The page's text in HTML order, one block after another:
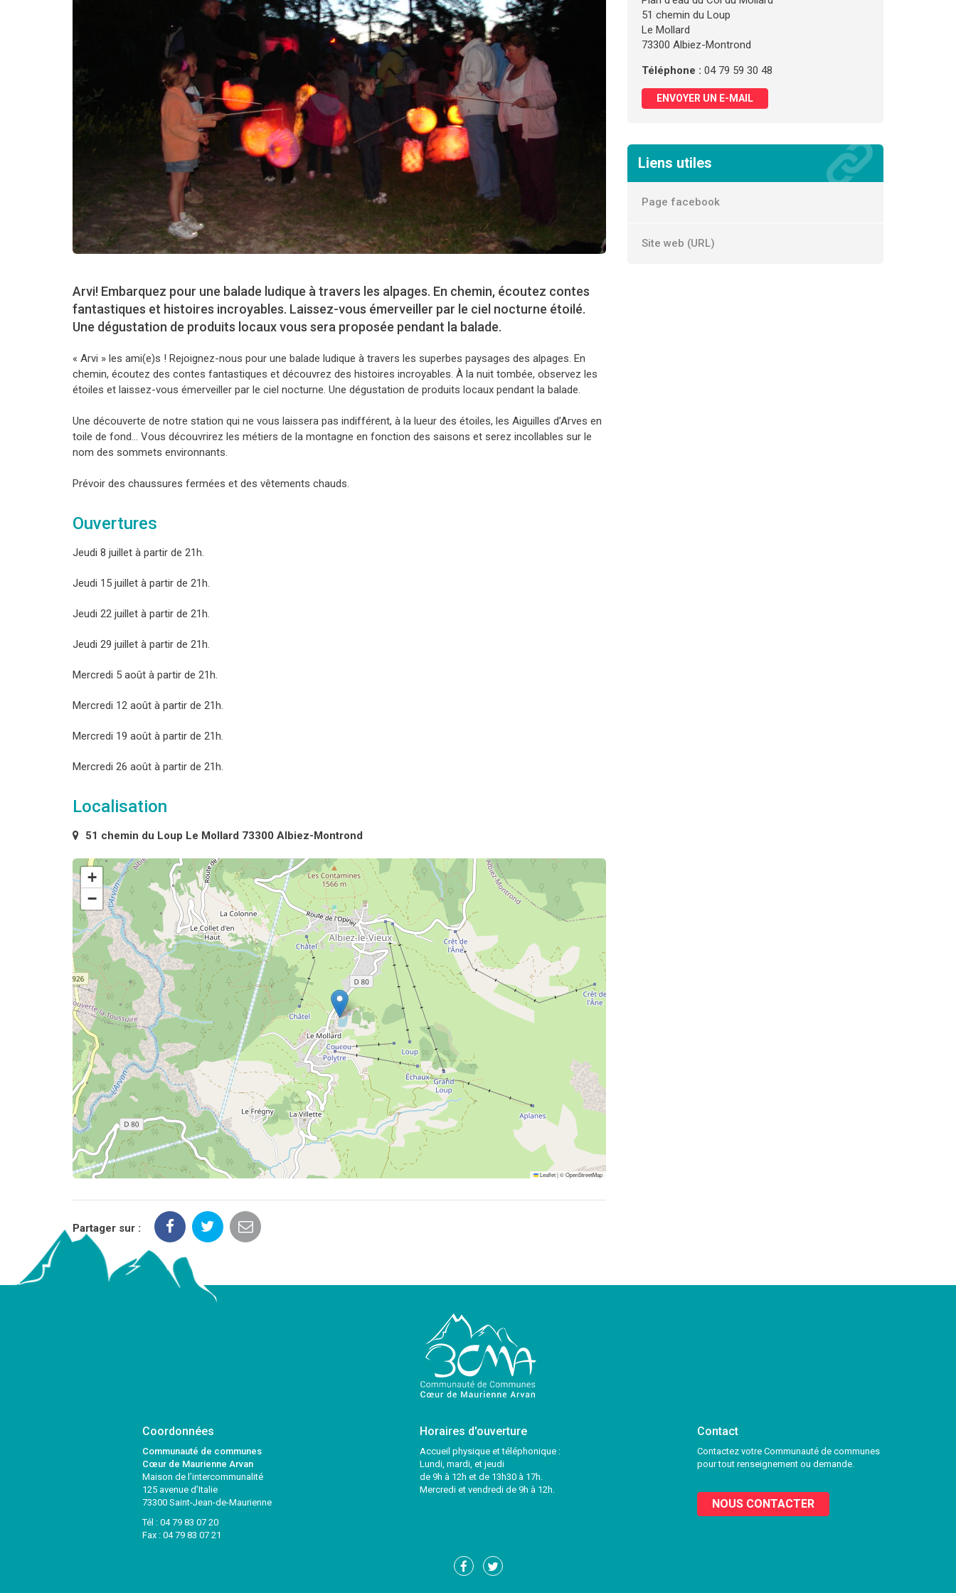
Arvi! Embarquez pour une balade ludique à travers les alpages. En chemin, écoutez contes
fantastiques et histoires incroyables. Laissez-vous émerveiller par le ciel nocturne étoilé.
Une dégustation de produits locaux vous sera proposée pendant la balade.
« Arvi » les ami(e)s ! Rejoignez-nous pour une balade ludique à travers les superbes paysages des alpages. En
chemin, écoutez des contes fantastiques et découvrez des histoires incroyables. À la nuit tombée, observez les
étoiles et laissez-vous émerveiller par le ciel nocturne. Une dégustation de produits locaux pendant la balade.
Une découverte de notre station qui ne vous laissera pas indifférent, à la lueur des étoiles, les Aiguilles d’Arves en
toile de fond… Vous découvrirez les métiers de la montagne en fonction des saisons et serez incollables sur le
nom des sommets environnants.
Prévoir des chaussures fermées et des vêtements chauds.
Ouvertures
Jeudi 8 juillet à partir de 21h.
Jeudi 15 juillet à partir de 21h.
Jeudi 22 juillet à partir de 21h.
Jeudi 29 juillet à partir de 21h.
Mercredi 5 août à partir de 21h.
Mercredi 12 août à partir de 21h.
Mercredi 19 août à partir de 21h.
Mercredi 26 août à partir de 21h.
Localisation
51 chemin du Loup Le Mollard 73300 Albiez-Montrond
+
−
Leaflet|©OpenStreetMap
51 chemin du Loup
Le Mollard
73300 Albiez-Montrond
Téléphone : 04 79 59 30 48
ENVOYER UN E-MAIL
Liens utiles
Page facebook
Site web (URL)
Partager sur :
Coordonnées
Communauté de communes
Cœur de Maurienne Arvan
Maison de l’intercommunalité
125 avenue d’Italie
73300 Saint-Jean-de-Maurienne
Tél : 04 79 83 07 20
Fax : 04 79 83 07 21
Horaires d'ouverture
Accueil physique et téléphonique :
Lundi, mardi, et jeudi
de 9h à 12h et de 13h30 à 17h.
Mercredi et vendredi de 9h à 12h.
Contact
Contactez votre Communauté de communes
pour tout renseignement ou demande.
NOUS CONTACTER
Lien
Lien